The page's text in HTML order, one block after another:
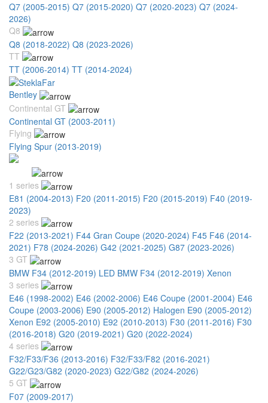
Q7 (2005-2015) Q7 (2015-2020) Q7 (2020-2023) Q7 (2024-
2026)
Q8
Q8 (2018-2022) Q8 (2023-2026)
TT
TT (2006-2014) TT (2014-2024)
Bentley
Continental GT
Continental GT (2003-2011)
Flying
Flying Spur (2013-2019)
1 series
E81 (2004-2013) F20 (2011-2015) F20 (2015-2019) F40 (2019-
2023)
2 series
F22 (2013-2021) F44 Gran Coupe (2020-2024) F45 F46 (2014-
2021) F78 (2024-2026) G42 (2021-2025) G87 (2023-2026)
3 GT
BMW F34 (2012-2019) LED BMW F34 (2012-2019) Xenon
3 series
E46 (1998-2002) E46 (2002-2006) E46 Coupe (2001-2004) E46
Coupe (2003-2006) E90 (2005-2012) Halogen E90 (2005-2012)
Xenon E92 (2005-2010) E92 (2010-2013) F30 (2011-2016) F30
(2016-2018) G20 (2019-2021) G20 (2022-2024)
4 series
F32/F33/F36 (2013-2016) F32/F33/F82 (2016-2021)
G22/G23/G82 (2020-2023) G22/G82 (2024-2026)
5 GT
F07 (2009-2017)